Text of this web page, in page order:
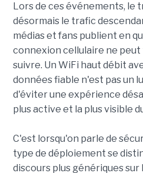
Lors de ces événements, le
désormais le trafic
médias et fans publient en
connexion cellulaire ne
suivre. Un WiFi haut débit
données fiable n'est pas un
d'éviter une expérience
plus active et la plus visible
C'est lorsqu'on parle de
type de déploiement se
discours plus génériques